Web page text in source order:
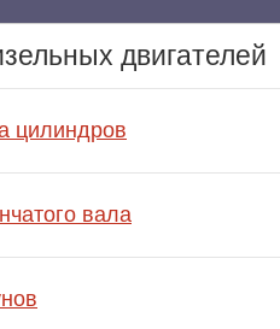
двигателей
цилиндров
вала